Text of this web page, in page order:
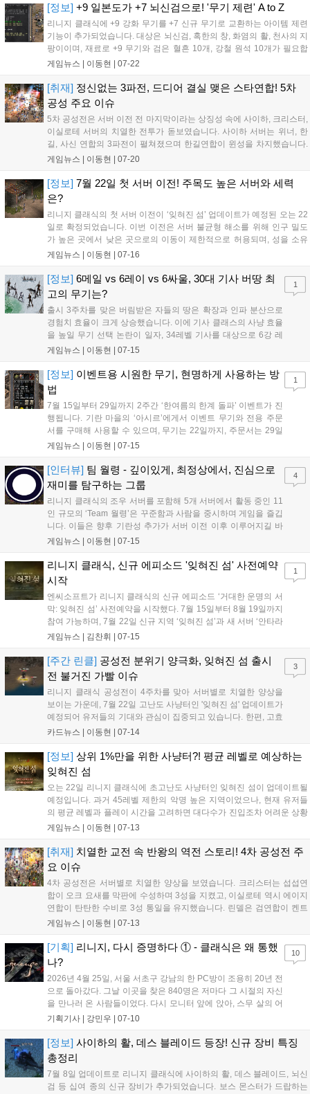
니다. 고대의 장비는 주문서로 봉인을 해제해 사용하며, 일부 장비의 능
력치가 조정되었습니다....
[정보] +9 일본도가 +7 뇌신검으로! '무기 제련' A to Z
리니지 클래식에 +9 강화 무기를 +7 신규 무기로 교환하는 아이템 제련
기능이 추가되었습니다. 대상은 뇌신검, 혹한의 창, 화염의 활, 천사의 지
팡이이며, 재료로 +9 무기와 검은 혈흔 10개, 강철 원석 10개가 필요합
니다. 재료 무기에 따라 추가 아데나가 차등 적용되나, 교환 후 마법 발동
체적인 교환 일정은 별도 공지 없이 현재 상시 적용 중입니다....
게임뉴스 | 이동현 07-22
[취재] 정신없는 3파전, 드디어 결실 맺은 스타연합! 5차
공성 주요 이슈
5차 공성전은 서버 이전 전 마지막이라는 상징성 속에 사이하, 크리스터,
이실로테 서버의 치열한 전투가 돋보였습니다. 사이하 서버는 위너, 한
길, 사신 연합의 3파전이 펼쳐졌으며 한길연합이 윈성을 차지했습니다.
크리스터 서버는 30분간 침묵하던 스타연합이 공세로 전환해 오크 요새
명의 혈맹이 요새를 차지하며 마무리되었습니다....
게임뉴스 | 이동현 07-20
[정보] 7월 22일 첫 서버 이전! 주목도 높은 서버와 세력
은?
리니지 클래식의 첫 서버 이전이 ‘잊혀진 섬’ 업데이트가 예정된 오는 22
일로 확정되었습니다. 이번 이전은 서버 불균형 해소를 위해 인구 밀도
가 높은 곳에서 낮은 곳으로의 이동이 제한적으로 허용되며, 성을 소유
한 혈맹은 이전할 수 없습니다. 이에 따라 현재 세력 다툼에서 밀린 연합
고 있습니다. 데포로쥬, 조우 등 주요 서버의 거대 연합들이 이전 가능성
을 두고 눈치싸움을 벌이는 가운데, 이번 조치가 단기적 변화에 그칠지
향후 월드 단위 콘텐츠를 위한 포석이 될지 이용자들의 관심이 집중되고
있습니다....
게임뉴스 | 이동현 07-16
[정보] 6메일 vs 6레이 vs 6싸울, 30대 기사 버땅 최
고의 무기는?
출시 3주차를 맞은 버림받은 자들의 땅은 확장과 인파 분산으로
경험치 효율이 크게 상승했습니다. 이에 기사 클래스의 사냥 효율
을 높일 무기 선택 논란이 일자, 34레벨 기사를 대상으로 6강 레
이피어, 메일 브레이커, 싸울아비 장검의 1시간 비교 실험이 진행
갖춘 메일 브레이커가 레이피어보다 높은 효율을 보이며 승리했
습니다. 반면 싸울아비 장검은 언데드 추가 타격 부재로 버땅 사
냥에는 부적합한 것으로 나타났습니다....
게임뉴스 | 이동현 07-15
1
[정보] 이벤트용 시원한 무기, 현명하게 사용하는 방
법
7월 15일부터 29일까지 2주간 ‘한여름의 한계 돌파’ 이벤트가 진
행됩니다. 기란 마을의 ‘아시르’에게서 이벤트 무기와 전용 주문
서를 구매해 사용할 수 있으며, 무기는 22일까지, 주문서는 29일
까지 판매됩니다. +10 강화 성공 시 일반 무기로 교환해주지만,
활용하거나 재미를 위한 강화 도전을 권장합니다....
게임뉴스 | 이동현 07-15
1
[인터뷰] 팀 월령 - 깊이있게, 최정상에서, 진심으로
재미를 탐구하는 그룹
리니지 클래식의 조우 서버를 포함해 5개 서버에서 활동 중인 11
인 규모의 ‘Team 월령’은 꾸준함과 사람을 중시하며 게임을 즐깁
니다. 이들은 향후 기란성 추가가 서버 이전 이후 이루어지길 바
라며, 아덴과 오만의 탑 등 신규 콘텐츠에 기대감을 표했습니다.
망하며, 과도한 캐시 장비 도입보다는 리니지 고유의 긴장감과 사
회적 구조를 유지하는 방향의 업데이트를 당부했습니다....
게임뉴스 | 이동현 07-15
4
리니지 클래식, 신규 에피소드 '잊혀진 섬' 사전예약
시작
엔씨소프트가 리니지 클래식의 신규 에피소드 ‘거대한 운명의 서
막: 잊혀진 섬’ 사전예약을 시작했다. 7월 15일부터 8월 19일까지
참여 가능하며, 7월 22일 신규 지역 ‘잊혀진 섬’과 새 서버 ‘안타라
스’가 공개된다. 사전예약 시 서버별 보상이 제공되며, 7월 22일
원 수용을 위해 신규 서버 ‘글루디오’도 추가 오픈할 예정이다. 상
세 정보는 공식 홈페이지에서 확인 가능하다....
게임뉴스 | 김찬휘 07-15
1
[주간 린클] 공성전 분위기 양극화, 잊혀진 섬 출시
전 불거진 가빨 이슈
리니지 클래식 공성전이 4주차를 맞아 서버별로 치열한 양상을
보이는 가운데, 7월 22일 고난도 사냥터인 '잊혀진 섬' 업데이트가
예정되어 유저들의 기대와 관심이 집중되고 있습니다. 한편, 고효
율 사냥터 증가에 따른 물약 비용 및 무게 제한 문제로 유저 간 갑
기존 아이템의 가치 하락 우려 등 게임 내 변화를 둘러싼 다양한
논쟁이 활발하게 전개되고 있습니다....
카드뉴스 | 이동현 07-14
3
[정보] 상위 1%만을 위한 사냥터?! 평균 레벨로 예상하는
잊혀진 섬
오는 22일 리니지 클래식에 초고난도 사냥터인 잊혀진 섬이 업데이트될
예정입니다. 과거 45레벨 제한의 악명 높은 지역이었으나, 현재 유저들
의 평균 레벨과 플레이 시간을 고려하면 대다수가 진입조차 어려운 상황
입니다. 이에 따라 일반 유저 배제 논란이 일고 있으며, 운영진이 난이도
많은 유저가 업데이트 방향성을 예의주시하고 있습니다....
게임뉴스 | 이동현 07-13
[취재] 치열한 교전 속 반왕의 역전 스토리! 4차 공성전 주
요 이슈
4차 공성전은 서버별로 치열한 양상을 보였습니다. 크리스터는 섭섭연
합이 오크 요새를 막판에 수성하며 3성을 지켰고, 이실로테 역시 에이지
연합이 탄탄한 수비로 3성 통일을 유지했습니다. 린델은 검연합이 켄트
와 윈다우드를 차지하며 세력 균형이 기울었습니다. 특히 사이하 서버는
하며 3성 통일의 기염을 토해내며 이번 공성전의 가장 극적인 반전 드라
마를 완성했습니다....
게임뉴스 | 이동현 07-13
[기획] 리니지, 다시 증명하다 ① - 클래식은 왜 통했
나?
2026년 4월 25일, 서울 서초구 강남의 한 PC방이 조용히 20년 전
으로 돌아갔다. 그날 이곳을 찾은 840명은 저마다 그 시절의 자신
을 만나러 온 사람들이었다. 다시 모니터 앞에 앉아, 스무 살의 어
느 밤 함께 쫓던 그 드래곤을 향해 검을 들었다. '리니지 클래식'이
력전'이었다. 첫날...
기획기사 | 강민우 07-10
10
[정보] 사이하의 활, 데스 블레이드 등장! 신규 장비 특징
총정리
7월 8일 업데이트로 리니지 클래식에 사이하의 활, 데스 블레이드, 뇌신
검 등 십여 종의 신규 장비가 추가되었습니다. 보스 몬스터가 드랍하는